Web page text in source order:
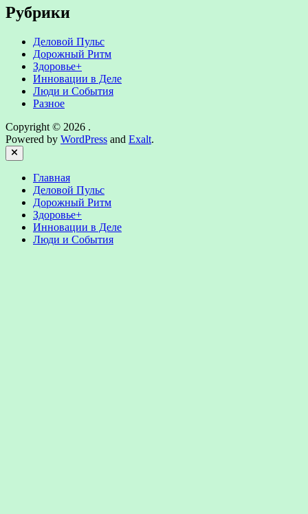
Рубрики
Деловой Пульс
Дорожный Ритм
Здоровье+
Инновации в Деле
Люди и События
Разное
Copyright © 2026 .
Powered by WordPress and Exalt.
Close
Главная
Деловой Пульс
Дорожный Ритм
Здоровье+
Инновации в Деле
Люди и События